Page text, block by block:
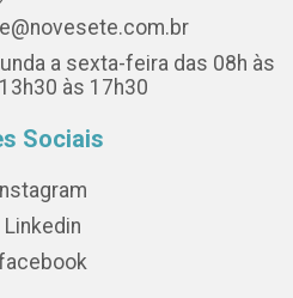
a sexta-feira das 08h às
às 17h30
Sociais
Instagram
Linkedin